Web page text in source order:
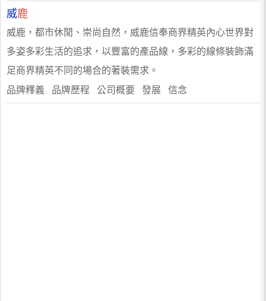
威鹿
威鹿，都市休閒、崇尚自然，威鹿信奉商界精英內心世界對
多姿多彩生活的追求，以豐富的產品線，多彩的線條裝飾滿
足商界精英不同的場合的著裝需求。
品牌釋義 品牌歷程 公司概要 發展 信念